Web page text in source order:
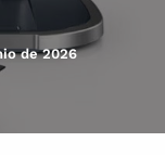
de 2026